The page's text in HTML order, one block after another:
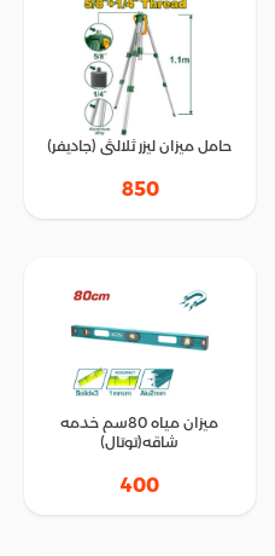
حامل ميزان ليزر ثلالثى (جاديفر)
850
ميزان مياه 80سم خدمه
شاقه(توتال)
400